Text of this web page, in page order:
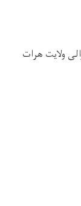
ولایت هرات